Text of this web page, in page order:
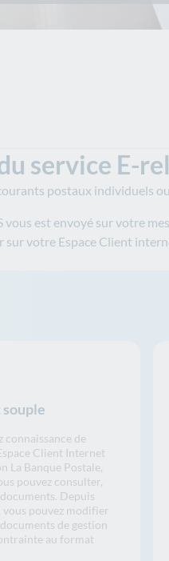
service E-
postaux individuels
vous est envoyé sur votre
votre Espace Client
connaissance de
Client Internet
La Banque Postale,
pouvez consulter,
Depuis
pouvez modifier
de gestion
au format